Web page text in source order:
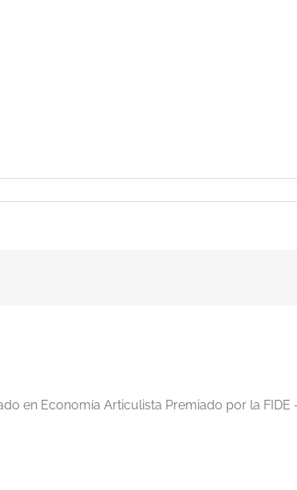
en Economía Articulista Premiado por la